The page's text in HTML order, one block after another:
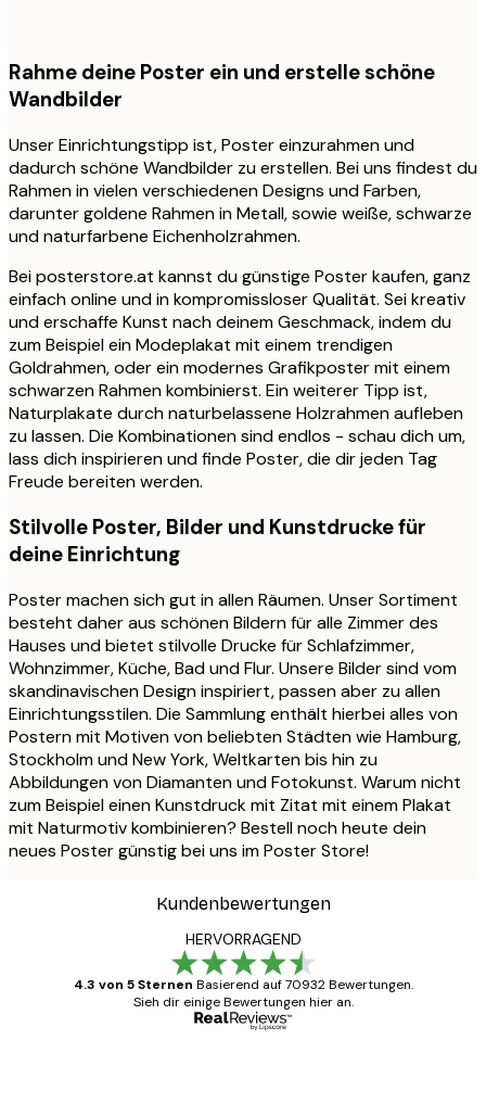
Rahme deine Poster ein und erstelle schöne
Wandbilder
Unser Einrichtungstipp ist, Poster einzurahmen und
dadurch schöne Wandbilder zu erstellen. Bei uns findest du
Rahmen in vielen verschiedenen Designs und Farben,
darunter goldene Rahmen in Metall, sowie weiße, schwarze
und naturfarbene Eichenholzrahmen.
Bei posterstore.at kannst du günstige Poster kaufen, ganz
einfach online und in kompromissloser Qualität. Sei kreativ
und erschaffe Kunst nach deinem Geschmack, indem du
zum Beispiel ein Modeplakat mit einem trendigen
Goldrahmen, oder ein modernes Grafikposter mit einem
schwarzen Rahmen kombinierst. Ein weiterer Tipp ist,
Naturplakate durch naturbelassene Holzrahmen aufleben
zu lassen. Die Kombinationen sind endlos - schau dich um,
lass dich inspirieren und finde Poster, die dir jeden Tag
Freude bereiten werden.
Stilvolle Poster, Bilder und Kunstdrucke für
deine Einrichtung
Poster machen sich gut in allen Räumen. Unser Sortiment
besteht daher aus schönen Bildern für alle Zimmer des
Hauses und bietet stilvolle Drucke für Schlafzimmer,
Wohnzimmer, Küche, Bad und Flur. Unsere Bilder sind vom
skandinavischen Design inspiriert, passen aber zu allen
Einrichtungsstilen. Die Sammlung enthält hierbei alles von
Postern mit Motiven von beliebten Städten wie Hamburg,
Stockholm und New York, Weltkarten bis hin zu
Abbildungen von Diamanten und Fotokunst. Warum nicht
zum Beispiel einen Kunstdruck mit Zitat mit einem Plakat
mit Naturmotiv kombinieren? Bestell noch heute dein
neues Poster günstig bei uns im Poster Store!
Kundenbewertungen
HERVORRAGEND
4.3 von 5 Sternen Basierend auf 70932 Bewertungen.
Sieh dir einige Bewertungen hier an.